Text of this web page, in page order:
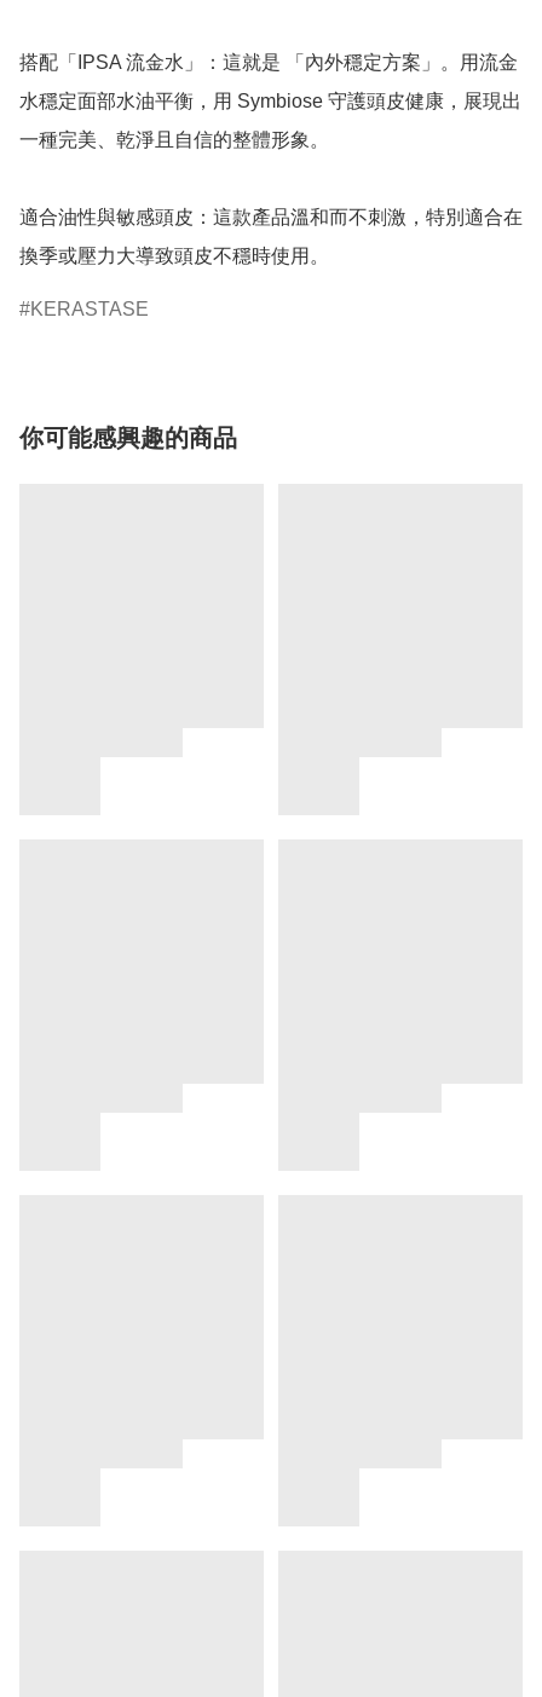
搭配「IPSA 流金水」：這就是 「內外穩定方案」。用流金
水穩定面部水油平衡，用 Symbiose 守護頭皮健康，展現出
一種完美、乾淨且自信的整體形象。
適合油性與敏感頭皮：這款產品溫和而不刺激，特別適合在
換季或壓力大導致頭皮不穩時使用。
KERASTASE
你可能感興趣的商品